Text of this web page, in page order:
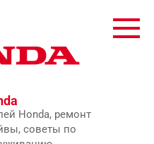
Honda, ремонт
советы по